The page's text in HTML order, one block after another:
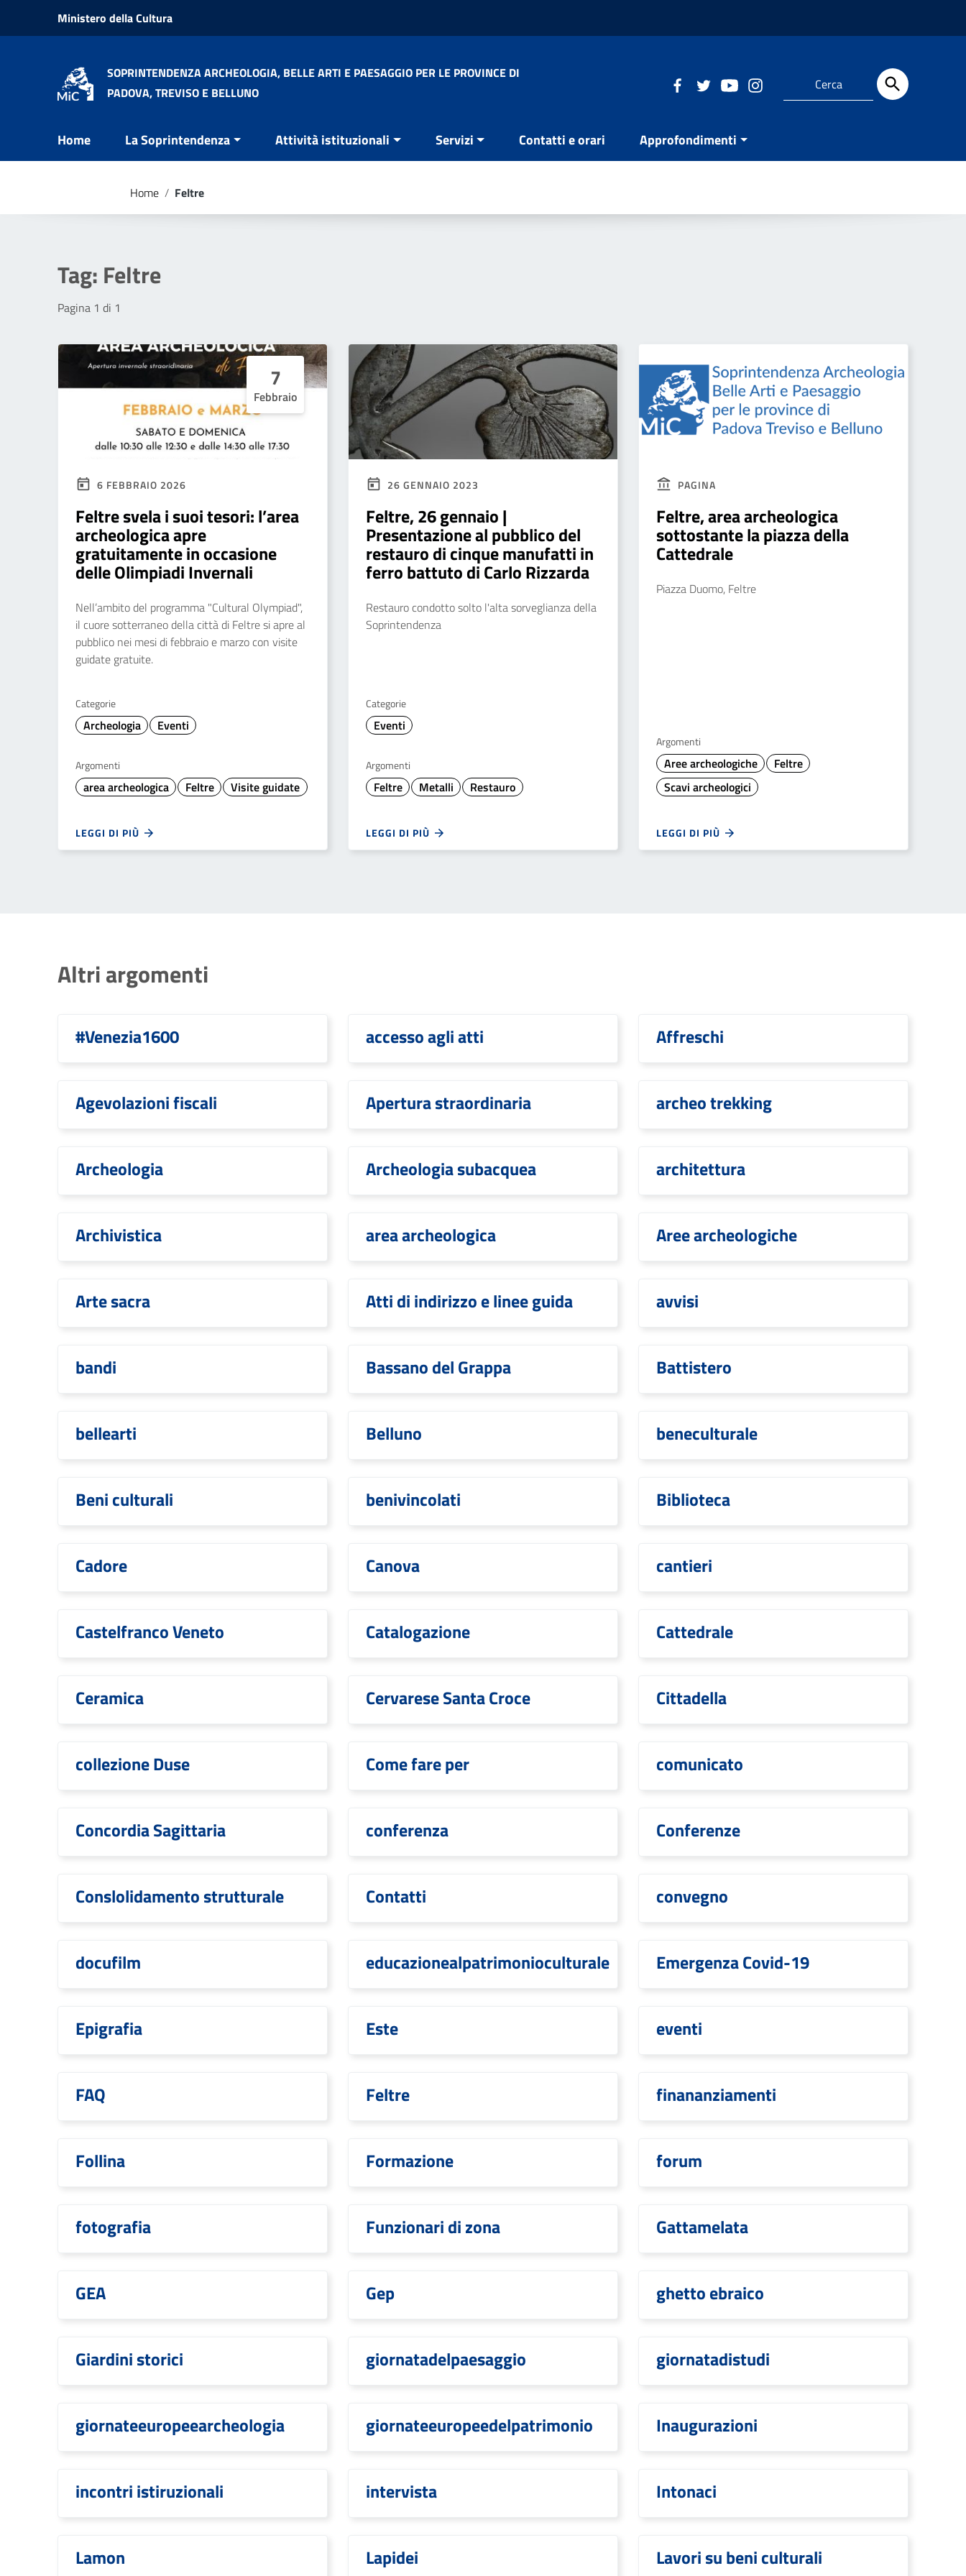
Vai ai contenuti
Vai al menu di navigazione
Ministero della Cultura
SOPRINTENDENZA ARCHEOLOGIA, BELLE ARTI E PAESAGGIO PER LE PROVINCE DI
PADOVA, TREVISO E BELLUNO
Home La Soprintendenza Attività istituzionali Servizi Contatti e orari Approfondimenti
Home / Feltre
Tag: Feltre
Pagina 1 di 1
7
Febbraio
6 FEBBRAIO 2026
Feltre svela i suoi tesori: l’area
archeologica apre
gratuitamente in occasione
delle Olimpiadi Invernali
Nell’ambito del programma "Cultural Olympiad",
il cuore sotterraneo della città di Feltre si apre al
pubblico nei mesi di febbraio e marzo con visite
guidate gratuite.
Categorie
Archeologia Eventi
Argomenti
area archeologica Feltre Visite guidate
LEGGI DI PIÙ
26 GENNAIO 2023
Feltre, 26 gennaio |
Presentazione al pubblico del
restauro di cinque manufatti in
ferro battuto di Carlo Rizzarda
Restauro condotto solto l'alta sorveglianza della
Soprintendenza
Categorie
Eventi
Argomenti
Feltre Metalli Restauro
LEGGI DI PIÙ
PAGINA
Feltre, area archeologica
sottostante la piazza della
Cattedrale
Piazza Duomo, Feltre
Argomenti
Aree archeologiche
Feltre
Scavi archeologici
LEGGI DI PIÙ
Altri argomenti
#Venezia1600 accesso agli atti Affreschi
Agevolazioni fiscali Apertura straordinaria archeo trekking
Archeologia Archeologia subacquea architettura
Archivistica area archeologica Aree archeologiche
Arte sacra Atti di indirizzo e linee guida avvisi
bandi Bassano del Grappa Battistero
bellearti Belluno beneculturale
Beni culturali benivincolati Biblioteca
Cadore Canova cantieri
Castelfranco Veneto Catalogazione Cattedrale
Ceramica Cervarese Santa Croce Cittadella
collezione Duse Come fare per comunicato
Concordia Sagittaria conferenza Conferenze
Conslolidamento strutturale Contatti convegno
docufilm educazionealpatrimonioculturale Emergenza Covid-19
Epigrafia Este eventi
FAQ Feltre finananziamenti
Follina Formazione forum
fotografia Funzionari di zona Gattamelata
GEA Gep ghetto ebraico
Giardini storici giornatadelpaesaggio giornatadistudi
giornateeuropeearcheologia giornateeuropeedelpatrimonio Inaugurazioni
incontri istiruzionali intervista Intonaci
Lamon Lapidei Lavori su beni culturali